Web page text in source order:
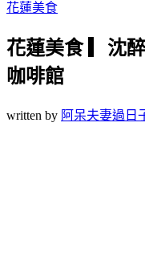
花蓮美食
花蓮美食 ▎沈
咖啡館
written by 阿呆夫妻過日